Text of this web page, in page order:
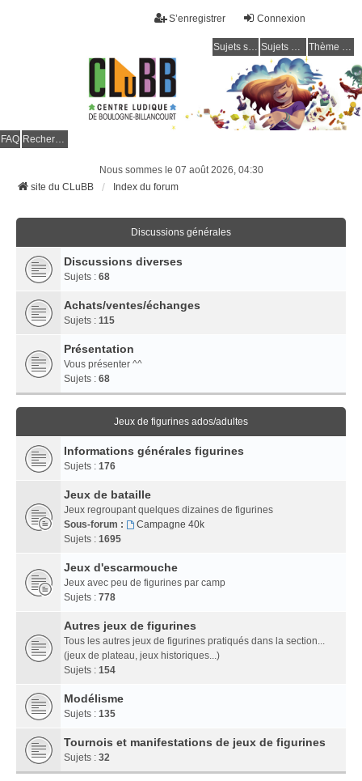
Connexion
S’enregistrer
Sujets sans réponse Sujets actifs Thème clair / foncé
FAQ Rechercher
Nous sommes le 07 août 2026, 04:30
site du CLuBB
Index du forum
Discussions générales
Discussions diverses
Sujets : 68
Achats/ventes/échanges
Sujets : 115
Présentation
Vous présenter ^^
Sujets : 68
Jeux de figurines ados/adultes
Informations générales figurines
Sujets : 176
Jeux de bataille
Jeux regroupant quelques dizaines de figurines
Sous-forum :
Campagne 40k
Sujets : 1695
Jeux d'escarmouche
Jeux avec peu de figurines par camp
Sujets : 778
Autres jeux de figurines
Tous les autres jeux de figurines pratiqués dans la section...
(jeux de plateau, jeux historiques...)
Sujets : 154
Modélisme
Sujets : 135
Tournois et manifestations de jeux de figurines
Sujets : 32